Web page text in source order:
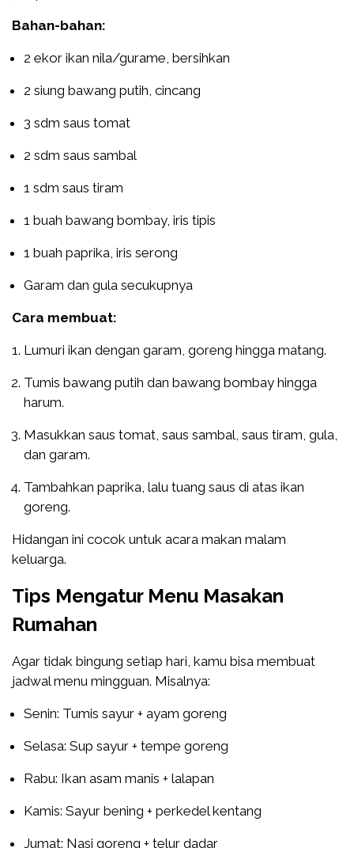
Bahan-bahan:
2 ekor ikan nila/gurame, bersihkan
2 siung bawang putih, cincang
3 sdm saus tomat
2 sdm saus sambal
1 sdm saus tiram
1 buah bawang bombay, iris tipis
1 buah paprika, iris serong
Garam dan gula secukupnya
Cara membuat:
Lumuri ikan dengan garam, goreng hingga matang.
Tumis bawang putih dan bawang bombay hingga
harum.
Masukkan saus tomat, saus sambal, saus tiram, gula,
dan garam.
Tambahkan paprika, lalu tuang saus di atas ikan
goreng.
Hidangan ini cocok untuk acara makan malam
keluarga.
Tips Mengatur Menu Masakan
Rumahan
Agar tidak bingung setiap hari, kamu bisa membuat
jadwal menu mingguan. Misalnya:
Senin: Tumis sayur + ayam goreng
Selasa: Sup sayur + tempe goreng
Rabu: Ikan asam manis + lalapan
Kamis: Sayur bening + perkedel kentang
Jumat: Nasi goreng + telur dadar